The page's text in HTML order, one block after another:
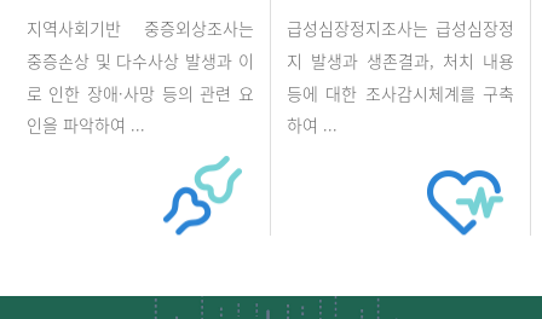
지역사회기반 중증외상조사는
중증손상 및 다수사상 발생과 이
로 인한 장애·사망 등의 관련 요
인을 파악하여 ...
급성심장정지조사는 급성심장정
지 발생과 생존결과, 처치 내용
등에 대한 조사감시체계를 구축
하여 ...